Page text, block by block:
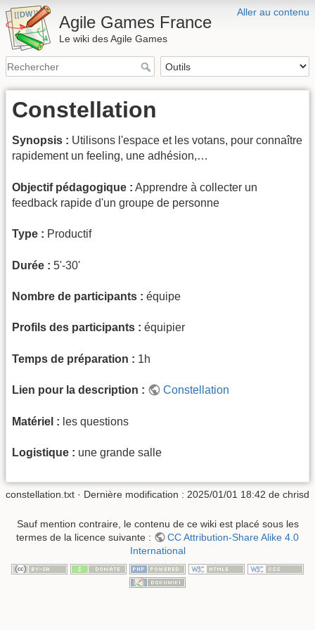
Aller au contenu
Agile Games France
Le wiki des Agile Games
Constellation
Synopsis : Utilisons l'espace et les votans, pour connaître
rapidement un feeling, une adhésion,…
Objectif pédagogique : Apprendre à collecter un
feedback rapide d'un groupe de personne
Type : Productif
Durée : 5'-30'
Nombre de participants : équipe
Profils des participants : équipier
Temps de préparation : 1h
Lien pour la description : Constellation
Matériel : les questions
Logistique : une grande salle
constellation.txt · Dernière modification : 2025/01/01 18:42 de chrisd
Sauf mention contraire, le contenu de ce wiki est placé sous les
termes de la licence suivante :
CC Attribution-Share Alike 4.0
International